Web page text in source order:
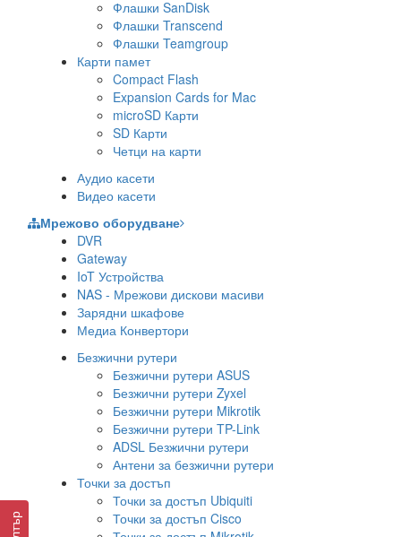
Флашки SanDisk
Флашки Transcend
Флашки Teamgroup
Карти памет
Compact Flash
Expansion Cards for Mac
microSD Карти
SD Карти
Четци на карти
Аудио касети
Видео касети
Мрежово оборудване
DVR
Gateway
IoT Устройства
NAS - Мрежови дискови масиви
Зарядни шкафове
Медиа Конвертори
Безжични рутери
Безжични рутери ASUS
Безжични рутери Zyxel
Безжични рутери Mikrotik
Безжични рутери TP-Link
ADSL Безжични рутери
Антени за безжични рутери
Точки за достъп
Точки за достъп Ubiquiti
Точки за достъп Cisco